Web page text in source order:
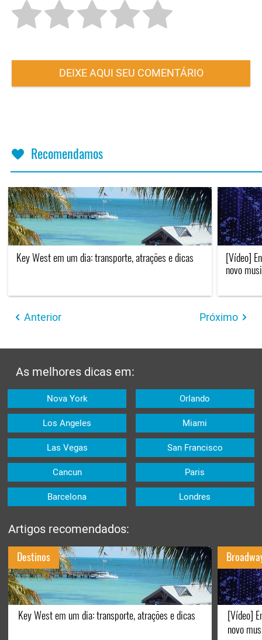
DEIXE AQUI SEU COMENTÁRIO
Recomendamos
Key West em um dia: transporte, atrações e dicas
[Vídeo]
novo
Anterior Próximo
As melhores dicas em:
Nova York Orlando
Los Angeles Miami
Las Vegas San Francisco
Cancun Paris
Barcelona Londres
Artigos recomendados:
Key West em um dia: transporte, atrações e dicas
Destinos
[Vídeo]
novo